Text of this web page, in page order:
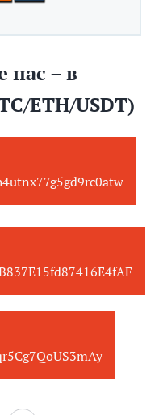
нас – в
ETH/USDT)